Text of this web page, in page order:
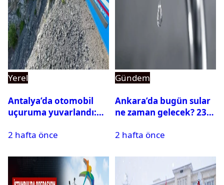
Yerel
Antalya’da otomobil
uçuruma yuvarlandı:
var
2 hafta önce
Gündem
Ankara’da bugün sular
ne zaman gelecek? 23
su kesintisi sorgulama
2 hafta önce